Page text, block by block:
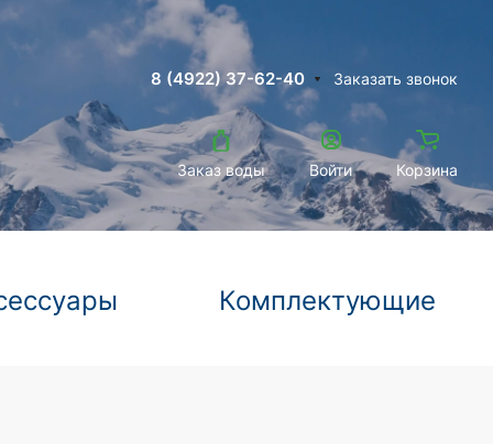
8 (4922) 37-62-40 Заказать звонок
Заказ воды Войти Корзина
Комплектующие